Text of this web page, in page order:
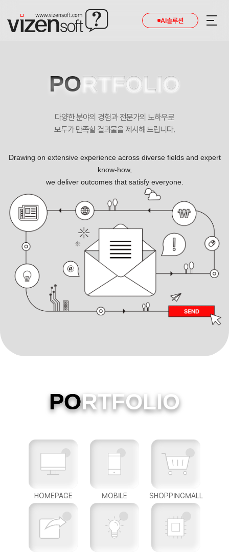
AI솔루션
PORTFOLIO
다양한 분야의 경험과 전문가의 노하우로
모두가 만족할 결과물을 제시해 드립니다.
Drawing on extensive experience across diverse fields and expert
know-how,
we deliver outcomes that satisfy everyone.
PORTFOLIO
HOMEPAGE MOBILE SHOPPINGMALL